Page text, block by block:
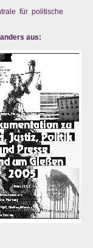
für politische
aus: